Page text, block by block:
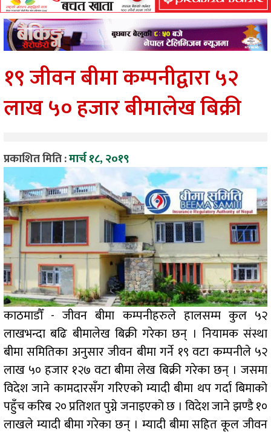
१९ जीवन बीमा कम्पनीद्वारा ५२
लाख ५० हजार बीमालेख बिक्री
प्रकाशित मिति :मार्च १८, २०१९
काठमाडौँ - जीवन बीमा कम्पनीहरुले हालसम्म कुल ५२
लाखभन्दा बढि बीमालेख बिक्री गरेका छन् । नियामक संस्था
बीमा समितिका अनुसार जीवन बीमा गर्ने १९ वटा कम्पनीले ५२
लाख ५० हजार १२७ वटा बीमा लेख बिक्री गरेका छन् । जसमा
विदेश जाने कामदारसँग गरिएको म्यादी बीमा थप गर्दा बिमाको
पहुँच करिब २० प्रतिशत पुग्ने जनाइएको छ । विदेश जाने झण्डै १०
लाखले म्यादी बीमा गरेका छन् । म्यादी बीमा सहित कूल जीवन